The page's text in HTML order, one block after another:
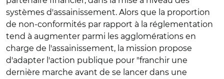
systèmes d'assainissement. Alors que la proportion
de non-conformités par rapport à la réglementation
tend à augmenter parmi les agglomérations en
charge de l'assainissement, la mission propose
d'adapter l'action publique pour "franchir une
dernière marche avant de se lancer dans une